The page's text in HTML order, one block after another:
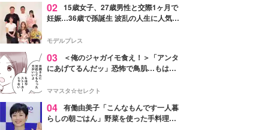
02 15歳女子、27歳男性と交際1ヶ月で
妊娠…36歳で孫誕生 波乱の人生に人気タ
よ！」
モデルプレス
03
＜俺のジャガイモ食え！＞「アンタ
にあげてるんだッ」恐怖で鳥肌…もはや
ママスタ☆セレクト
04 有働由美子「こんなもんです一人暮
らしの朝ごはん」野菜を使った手料理公